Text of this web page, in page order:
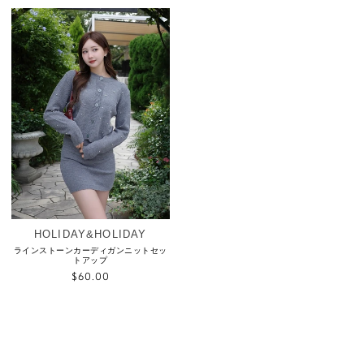
Vendor:
HOLIDAY&HOLIDAY
ラインストーンカーディガンニットセッ
トアップ
Regular
$60.00